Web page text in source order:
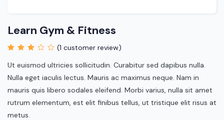
Learn Gym & Fitness
3.00out
based on
customer
(1 customer review)
Ut euismod ultricies sollicitudin. Curabitur sed dapibus nulla.
Nulla eget iaculis lectus. Mauris ac maximus neque. Nam in
mauris quis libero sodales eleifend. Morbi varius, nulla sit amet
rutrum elementum, est elit finibus tellus, ut tristique elit risus at
metus.